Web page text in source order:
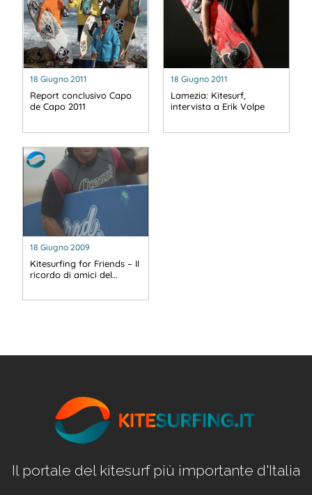
18 Giugno 2011
Report conclusivo Capo
de Capo 2011
18 Giugno 2011
Lamezia: Kitesurf,
intervista a Erik Volpe
18 Giugno 2009
Kitesurfing for Friends – Il
ricordo di amici del…
Il portale del kitesurf più importante d'Italia